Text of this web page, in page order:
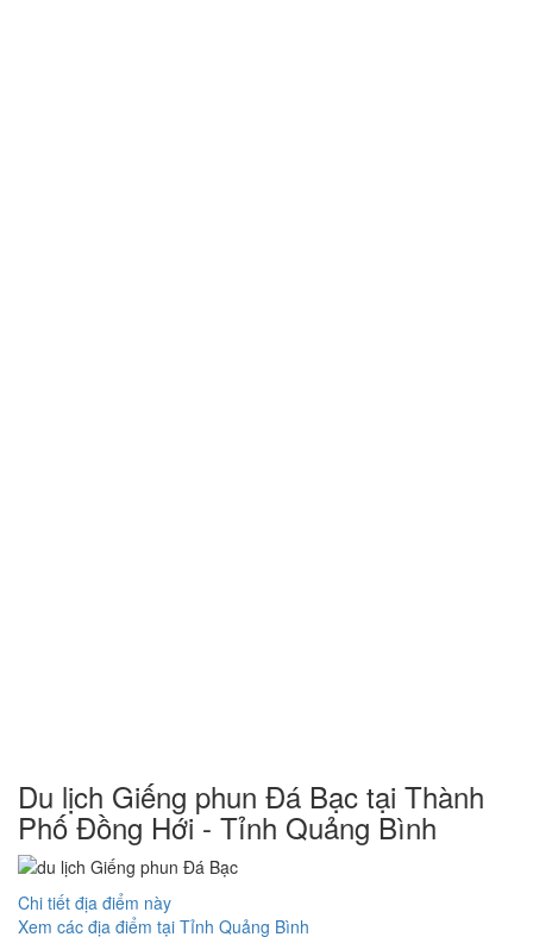
Du lịch Giếng phun Đá Bạc tại Thành
Phố Đồng Hới - Tỉnh Quảng Bình
Chi tiết địa điểm này
Xem các địa điểm tại Tỉnh Quảng Bình